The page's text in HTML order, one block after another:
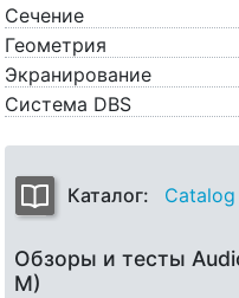
Сечение
Геометрия
Экранирование
Система DBS
Каталог: Catalog
Обзоры и тесты
M)